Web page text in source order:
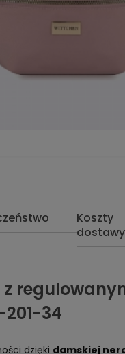
Koszty
dostawy
201-34
dzięki damskiej